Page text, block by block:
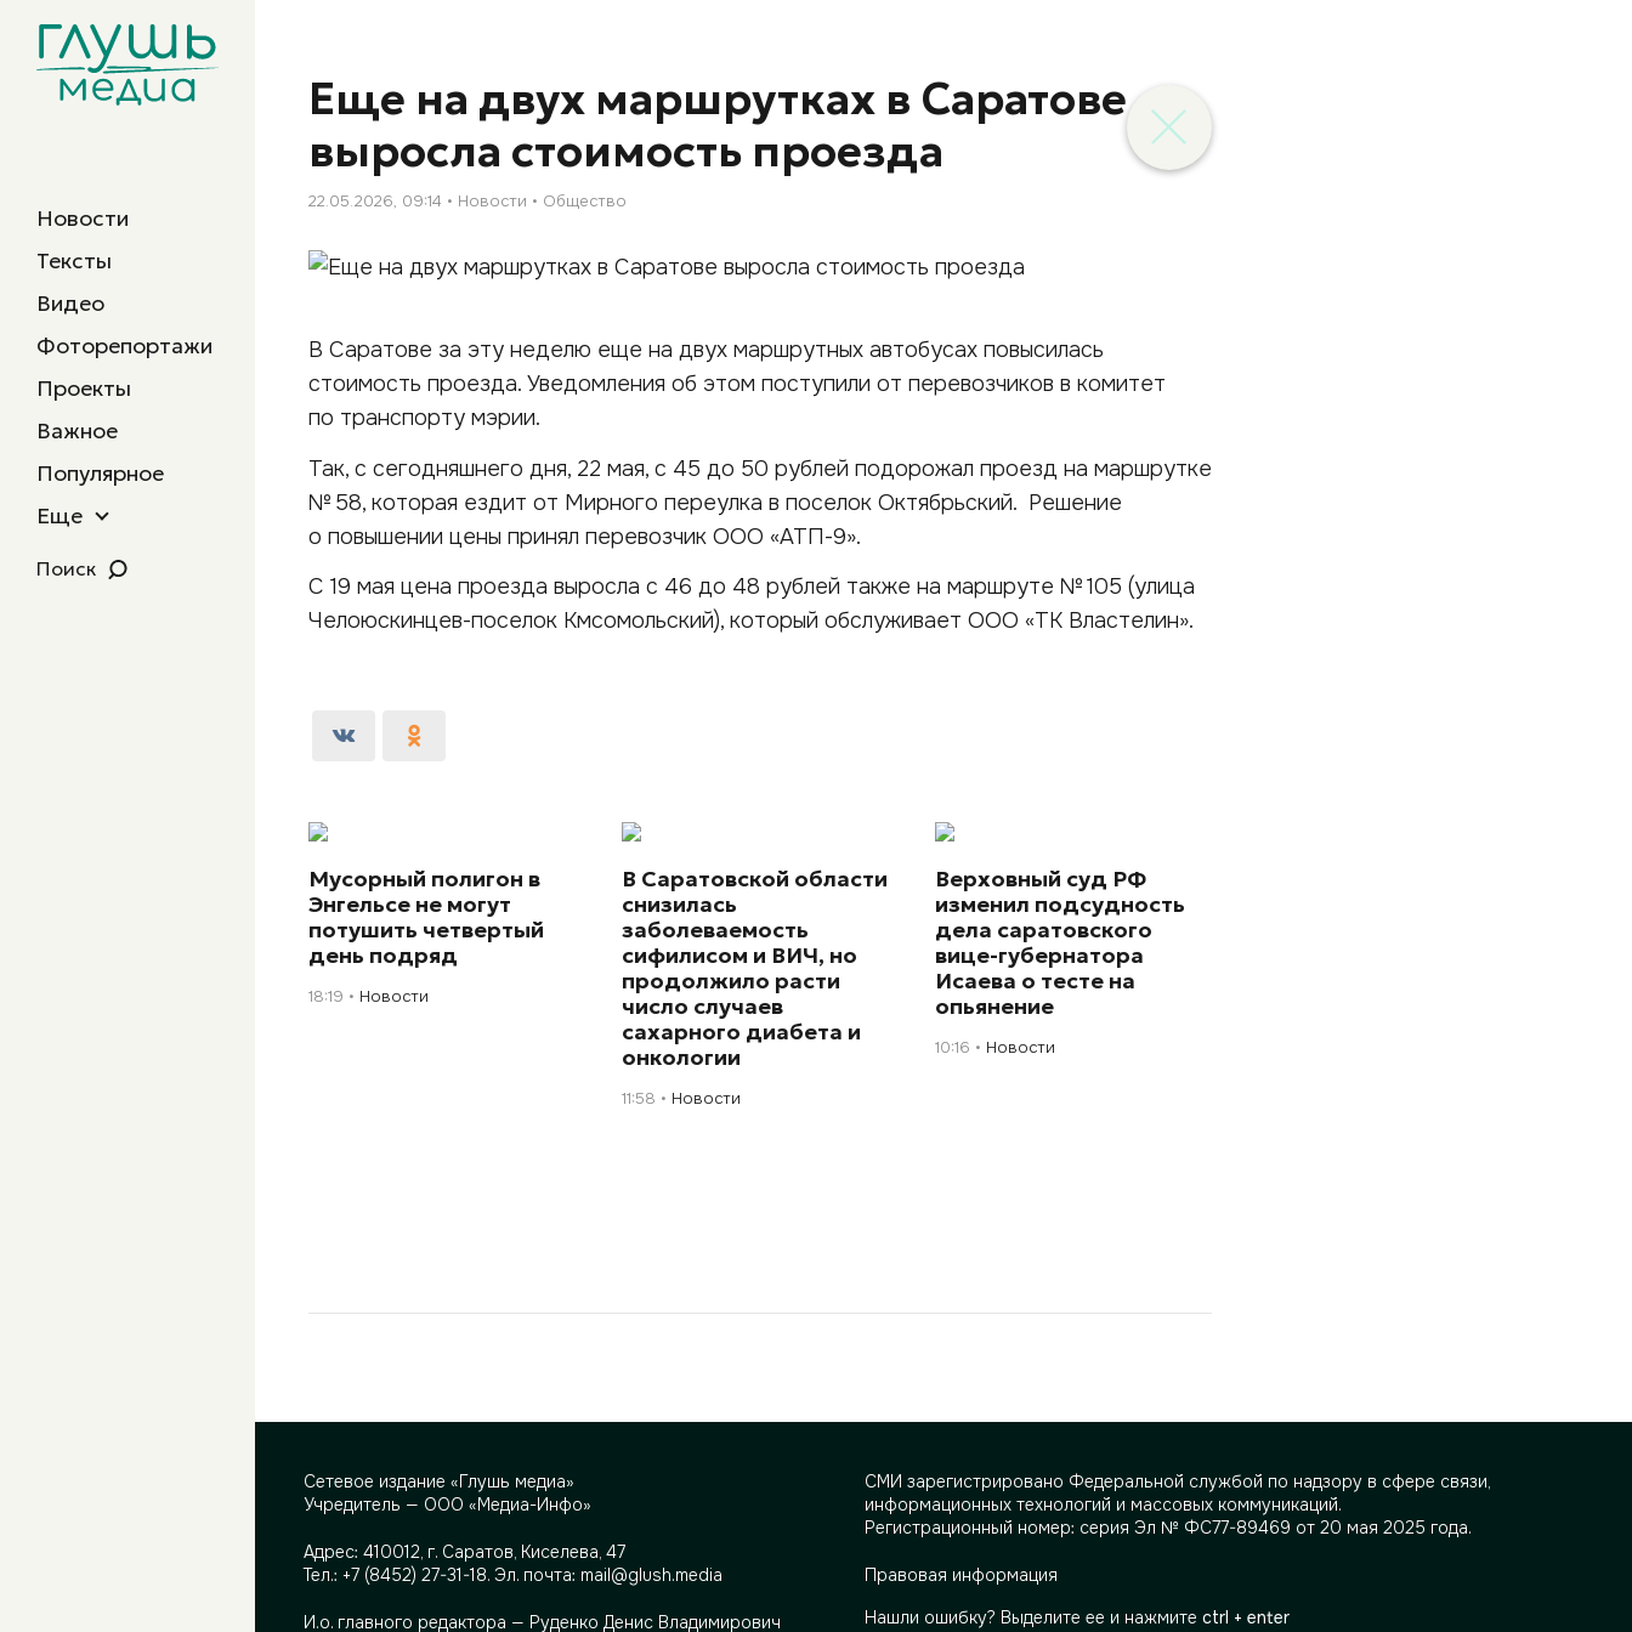
Новости
Тексты
Видео
Фоторепортажи
Проекты
Важное
Популярное
Еще
Поиск
Еще на двух маршрутках в Саратове
выросла стоимость проезда
22.05.2026, 09:14 Новости Общество
В Саратове за эту неделю еще на двух маршрутных автобусах повысилась
стоимость проезда. Уведомления об этом поступили от перевозчиков в комитет
по транспорту мэрии.
Так, с сегодняшнего дня, 22 мая, с 45 до 50 рублей подорожал проезд на маршрутке
№ 58, которая ездит от Мирного переулка в поселок Октябрьский. Решение
о повышении цены принял перевозчик ООО «АТП-9».
С 19 мая цена проезда выросла с 46 до 48 рублей также на маршруте № 105 (улица
Челоюскинцев-поселок Кмсомольский), который обслуживает ООО «ТК Властелин».
Мусорный полигон в
Энгельсе не могут
потушить четвертый
день подряд
18:19 Новости
В Саратовской области
снизилась
заболеваемость
сифилисом и ВИЧ, но
продолжило расти
число случаев
сахарного диабета и
онкологии
11:58 Новости
Верховный суд РФ
изменил подсудность
дела саратовского
вице-губернатора
Исаева о тесте на
опьянение
10:16 Новости
Сетевое издание «Глушь медиа»
Учредитель — ООО «Медиа-Инфо»
Адрес: 410012, г. Саратов, Киселева, 47
Тел.: +7 (8452) 27-31-18. Эл. почта: mail@glush.media
И.о. главного редактора — Руденко Денис Владимирович
СМИ зарегистрировано Федеральной службой по надзору в сфере связи,
информационных технологий и массовых коммуникаций.
Регистрационный номер: серия Эл № ФС77-89469 от 20 мая 2025 года.
Правовая информация
Нашли ошибку? Выделите ее и нажмите ctrl + enter